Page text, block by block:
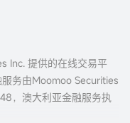
Inc. 提供的在线交易平
务由Moomoo Securities
，澳大利亚金融服务执